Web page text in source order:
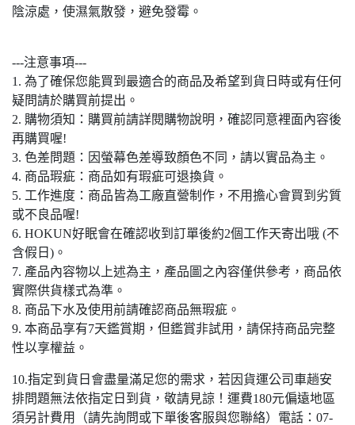
陰涼處，使濕氣散發，避免發霉。
---注意事項---
1. 為了確保您能買到最適合的商品及希望到貨日時或有任何
疑問請於購買前提出。
2. 購物須知：購買前請詳閱購物說明，確認同意裡面內容後
再購買喔!
3. 色差問題：因螢幕色差導致顏色不同，請以實品為主。
4. 商品瑕疵：商品如有瑕疵可退換貨。
5. 工作進度：商品皆為工廠直營制作，不用擔心會買到劣質
或不良品喔!
6. HOKUN好眠會在確認收到訂單後約2個工作天寄出哦 (不
含假日)。
7. 產品內容物以上述為主，產品圖之內容僅供參考，商品依
實際供貨樣式為準。
8. 商品下水及使用前請確認商品無瑕疵。
9. 本商品享有7天鑑賞期，但鑑賞非試用，請保持商品完整
性以享權益。
10.指定到貨日會盡量滿足您的需求，若因貨運公司車趟安
排問題無法依指定日到貨，敬請見諒！運費180元偏遠地區
須另計費用（請先詢問或下單後客服與您聯絡）電話：07-